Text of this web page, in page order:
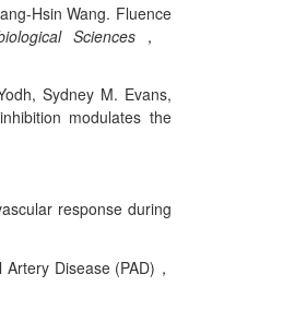
Hsin Wang. Fluence
Sciences，
Sydney M. Evans,
modulates the
response during
Disease (PAD) ，